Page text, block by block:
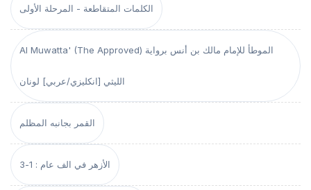
الكلمات المتقاطعة - المرحلة الأولى
Al Muwatta' (The Approved) الموطأ للإمام مالك بن أنس برواية
الليثي [انكليزي/عربي] لونان
القمر بجانبه المظلم
الأزهر في الف عام : 1-3